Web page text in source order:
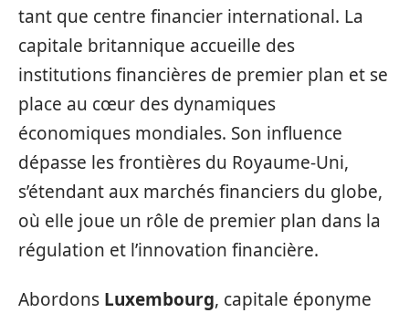
tant que centre financier international. La
capitale britannique accueille des
institutions financières de premier plan et se
place au cœur des dynamiques
économiques mondiales. Son influence
dépasse les frontières du Royaume-Uni,
s’étendant aux marchés financiers du globe,
où elle joue un rôle de premier plan dans la
régulation et l’innovation financière.
Abordons Luxembourg, capitale éponyme